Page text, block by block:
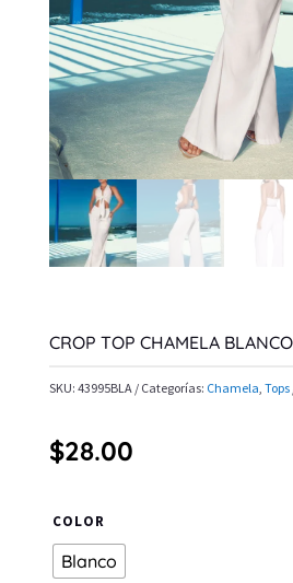
CROP TOP CHAMELA BLANCO
SKU: 43995BLA Categorías: Chamela Tops
$28.00
COLOR
Blanco